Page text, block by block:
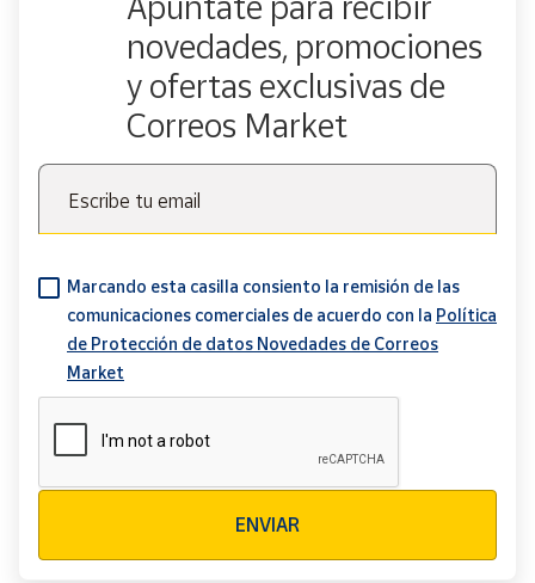
novedades, promociones
y ofertas exclusivas de
Correos Market
Escribe tu email
Marcando esta casilla consiento la remisión de las
comunicaciones comerciales de acuerdo con la Política
de Protección de datos Novedades de Correos
Market
ENVIAR